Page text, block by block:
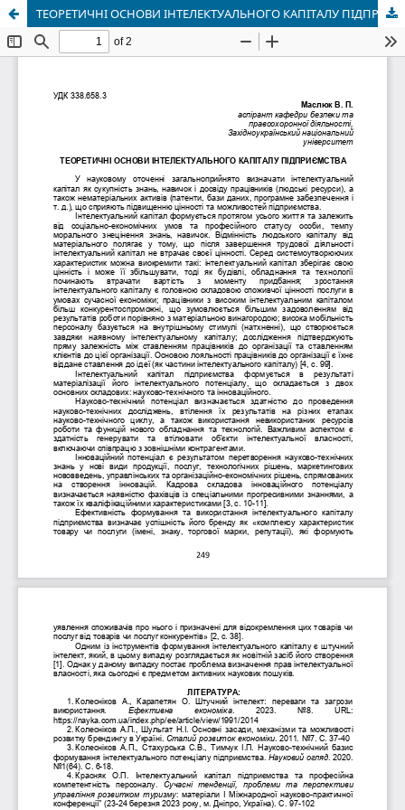
ТЕОРЕТИЧНІ ОСНОВИ ІНТЕЛЕКТУАЛЬНОГО КАПІТАЛУ ПІДПРИЄМСТВА